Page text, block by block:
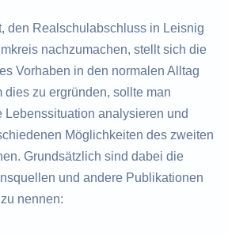
den Realschulabschluss in Leisnig
nachzumachen, stellt sich die
Vorhaben in den normalen Alltag
dies zu ergründen, sollte man
Lebenssituation analysieren und
Möglichkeiten des zweiten
Grundsätzlich sind dabei die
und andere Publikationen
nennen: